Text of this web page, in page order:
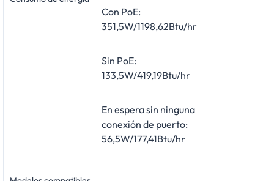
Con PoE:
351,5W/1198,62Btu/hr
Sin PoE:
133,5W/419,19Btu/hr
En espera sin ninguna
conexión de puerto:
56,5W/177,41Btu/hr